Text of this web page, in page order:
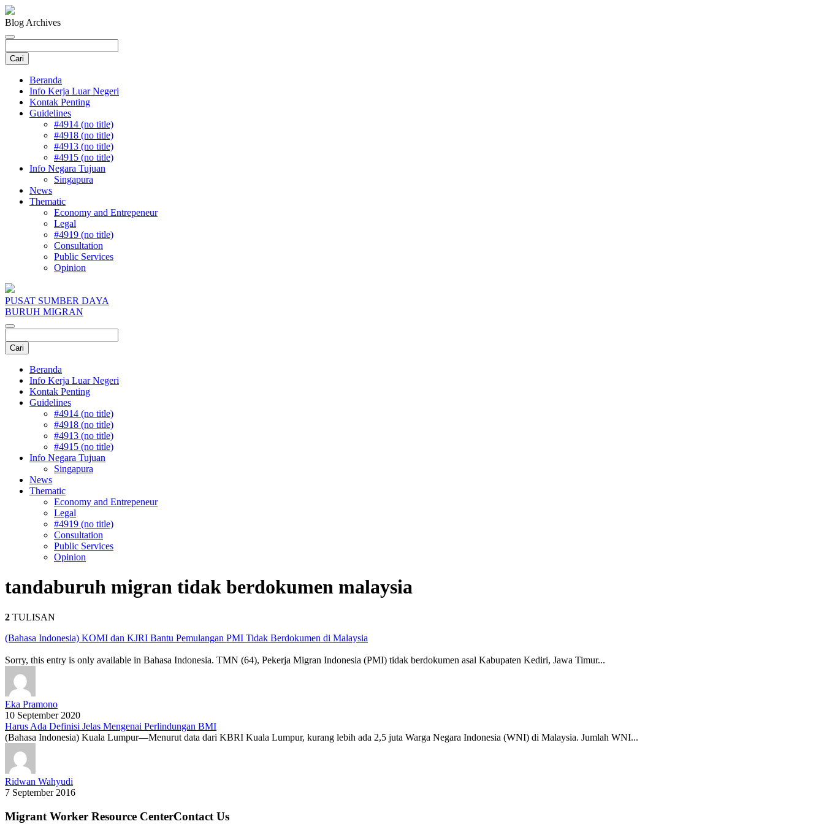
Blog Archives
Beranda
Info Kerja Luar Negeri
Kontak Penting
Guidelines
#4914 (no title)
#4918 (no title)
#4913 (no title)
#4915 (no title)
Info Negara Tujuan
Singapura
News
Thematic
Economy and Entrepeneur
Legal
#4919 (no title)
Consultation
Public Services
Opinion
PUSAT SUMBER DAYA
BURUH MIGRAN
Beranda
Info Kerja Luar Negeri
Kontak Penting
Guidelines
#4914 (no title)
#4918 (no title)
#4913 (no title)
#4915 (no title)
Info Negara Tujuan
Singapura
News
Thematic
Economy and Entrepeneur
Legal
#4919 (no title)
Consultation
Public Services
Opinion
tandaburuh migran tidak berdokumen malaysia
2 TULISAN
(Bahasa Indonesia) KOMI dan KJRI Bantu Pemulangan PMI Tidak Berdokumen di Malaysia
Sorry, this entry is only available in Bahasa Indonesia. TMN (64), Pekerja Migran Indonesia (PMI) tidak berdokumen asal Kabupaten Kediri, Jawa Timur...
Eka Pramono
10 September 2020
Harus Ada Definisi Jelas Mengenai Perlindungan BMI
(Bahasa Indonesia) Kuala Lumpur—Menurut data dari KBRI Kuala Lumpur, kurang lebih ada 2,5 juta Warga Negara Indonesia (WNI) di Malaysia. Jumlah WNI...
Ridwan Wahyudi
7 September 2016
Migrant Worker Resource CenterContact Us